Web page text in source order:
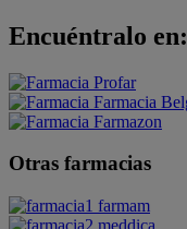
Encuéntralo en:
Otras farmacias